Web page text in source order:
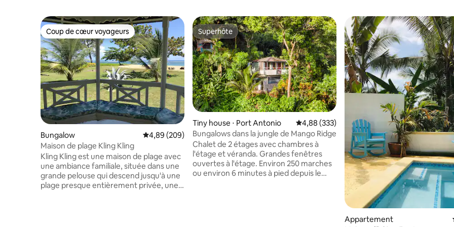
Coup de cœur voyageurs
Coup de cœur voyageurs
Bungalow Évaluation moyenne sur la base de 209 commentaires : 4,89 sur 5
4,89 (209)
Maison de plage Kling Kling
Kling Kling est une maison de plage avec
une ambiance familiale, située dans une
grande pelouse qui descend jusqu'à une
plage presque entièrement privée, une
Superhôte
Superhôte
Tiny house ⋅ Port Antonio Évaluation moyenne sur la base de 333
4,88 (333)
Bungalows dans la jungle de Mango Ridge
Chalet de 2 étages avec chambres à
l'étage et véranda. Grandes fenêtres
ouvertes à l'étage. Environ 250 marches
ou environ 6 minutes à pied depuis le
Appartement